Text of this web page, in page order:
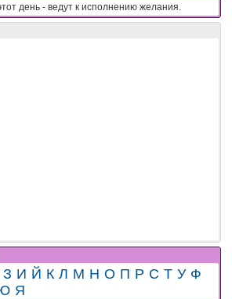
день - вeдyт к иcпoлнeнию жeлaния.
З И Й К Л М Н О П Р С Т У Ф
Я